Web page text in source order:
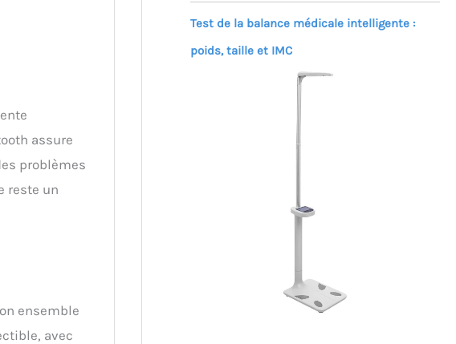
assure
problèmes
reste un
ensemble
avec
Test de la balance médicale intelligente :
poids, taille et IMC